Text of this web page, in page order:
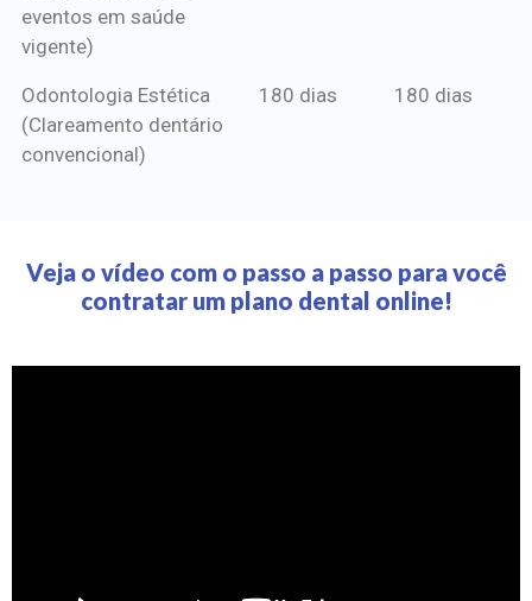
eventos em saúde
vigente)
Odontologia Estética
(Clareamento dentário
convencional)
180 dias 180 dias
Veja o vídeo com o passo a passo para você
contratar um plano dental online!